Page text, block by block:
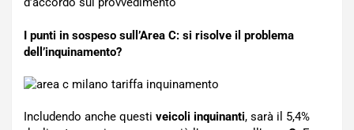
I punti in sospeso sull’Area C: si risolve il problema
dell’inquinamento?
Includendo anche questi veicoli inquinanti, sarà il 5,4%